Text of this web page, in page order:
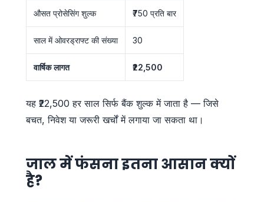
औसत प्रोसेसिंग शुल्क ₹750 प्रति बार
साल में ओवरड्राफ्ट की संख्या 30
वार्षिक लागत ₹22,500
यह ₹22,500 हर साल सिर्फ बैंक शुल्क में जाता है — जिसे
बचत, निवेश या जरूरी खर्चों में लगाया जा सकता था।
जाल में फंसना इतना आसान क्यों
है?